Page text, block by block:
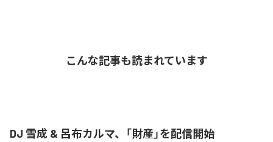
こんな記事も読まれています
DJ 雪成 & 呂布カルマ、「財産」を配信開始